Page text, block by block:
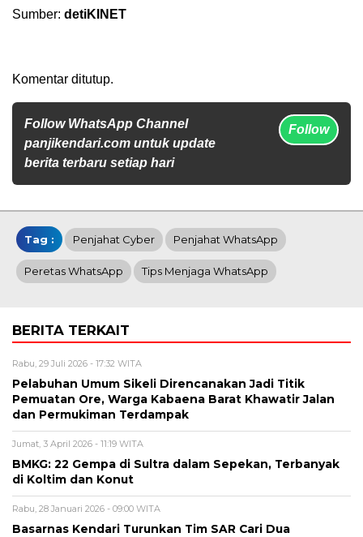
Sumber: detiKINET
Komentar ditutup.
Follow WhatsApp Channel
panjikendari.com untuk update
berita terbaru setiap hari
Follow
Tag : Penjahat Cyber Penjahat WhatsApp
Peretas WhatsApp Tips Menjaga WhatsApp
BERITA TERKAIT
Rabu, 29 Juli 2026 - 17:32 WITA
Pelabuhan Umum Sikeli Direncanakan Jadi Titik
Pemuatan Ore, Warga Kabaena Barat Khawatir Jalan
dan Permukiman Terdampak
Jumat, 3 April 2026 - 11:19 WITA
BMKG: 22 Gempa di Sultra dalam Sepekan, Terbanyak
di Koltim dan Konut
Rabu, 28 Januari 2026 - 09:00 WITA
Basarnas Kendari Turunkan Tim SAR Cari Dua